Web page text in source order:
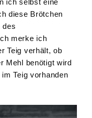
ich selbst eine
diese Brötchen
des
merke ich
Teig verhält, ob
Mehl benötigt wird
Teig vorhanden